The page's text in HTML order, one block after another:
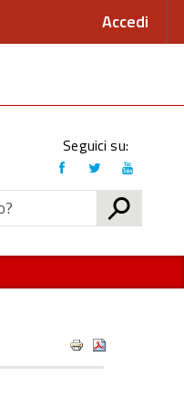
Accedi
Seguici su: